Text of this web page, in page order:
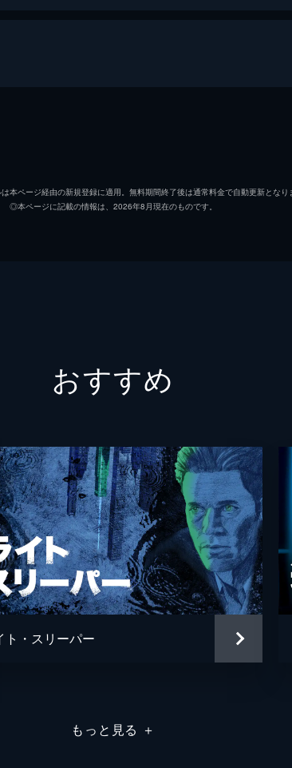
ローラ・ファラーナ
Ｏ・Ｊ・シンプソン
ミラード・カウフマン
サミュエル・フラー
ウィリアム・ブラッドフォー
スタックス・オーガニゼーシ
本ページ経由の新規登録に適用。無料期間終了後は通常料金で自動更新となり
◎本ページに記載の情報は、2026年8月現在のものです。
おすすめ
ト・スリーパー
もっと見る ＋